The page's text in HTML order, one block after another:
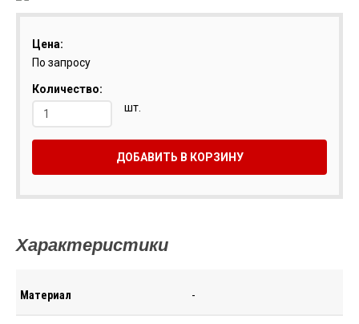
Цена:
По запросу
Количество:
шт.
ДОБАВИТЬ В КОРЗИНУ
Характеристики
Материал -